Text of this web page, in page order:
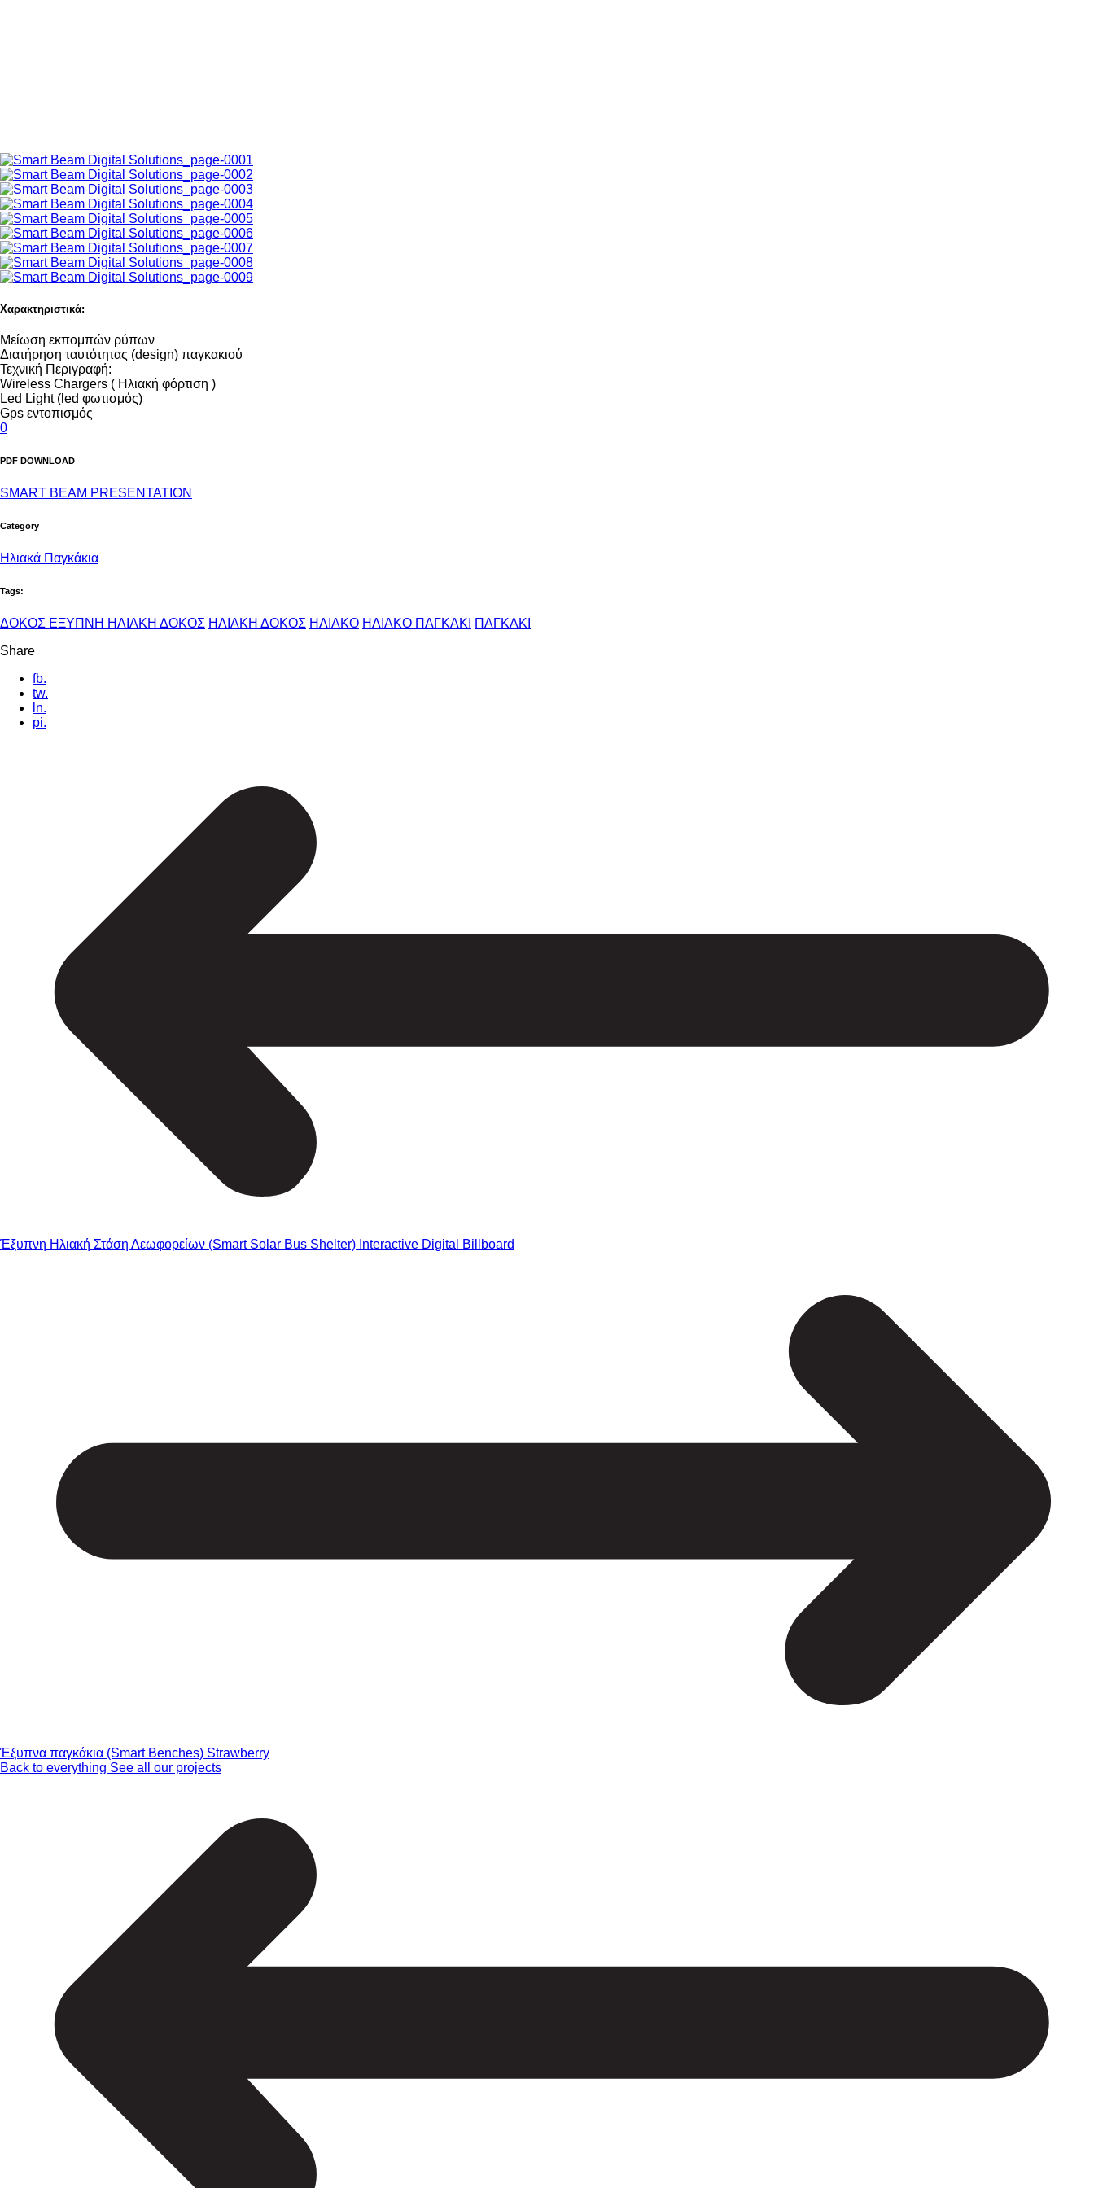
Χαρακτηριστικά:
Μείωση εκπομπών ρύπων
Διατήρηση ταυτότητας (design) παγκακιού
Τεχνική Περιγραφή:
Wireless Chargers ( Ηλιακή φόρτιση )
Led Light (led φωτισμός)
Gps εντοπισμός
0
PDF DOWNLOAD
SMART BEAM PRESENTATION
Category
Ηλιακά Παγκάκια
Tags:
ΔΟΚΟΣ ΕΞΥΠΝΗ ΗΛΙΑΚΗ ΔΟΚΟΣ ΗΛΙΑΚΗ ΔΟΚΟΣ ΗΛΙΑΚΟ ΗΛΙΑΚΟ ΠΑΓΚΑΚΙ
ΠΑΓΚΑΚΙ
Share
fb.
tw.
ln.
pi.
Έξυπνη Ηλιακή Στάση Λεωφορείων (Smart Solar Bus Shelter) Interactive Digital Billboard
Έξυπνα παγκάκια (Smart Benches) Strawberry
Back to everything See all our projects